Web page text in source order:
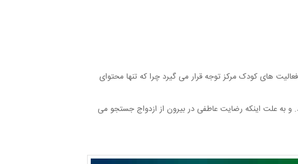
های کودک مرکز توجه قرار می گیرد چرا که تنها محتوای
به علت اینکه رضایت عاطفی در بیرون از ازدواج جستجو می